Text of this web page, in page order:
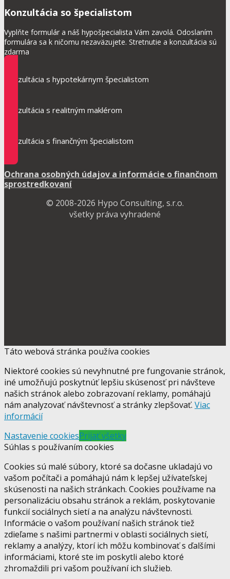
Konzultácia so špecialistom
Vyplňte formulár a náš hypošpecialista Vám zavolá. Odoslaním
formulára sa k ničomu nezaväzujete. Stretnutie a konzultácia sú
zdarma
Konzultácia s hypotekárnym špecialistom
Konzultácia s realitným maklérom
Konzultácia s finančným špecialistom
Ochrana osobných údajov a informácie o finančnom
sprostredkovaní
© 2008-2026 Hypo Consulting, s.r.o.
všetky práva vyhradené
Táto webová stránka používa cookies
Niektoré cookies sú nevyhnutné pre fungovanie stránok,
iné umožňujú poskytnúť lepšiu skúsenosť pri návšteve
našich stránok alebo zobrazovaní reklamy, pomáhajú
nám analyzovať návštevnosť a stránky zlepšovať. Viac
informácií
Nastavenie cookiesPrijať všetky
Súhlas s používaním cookies
Cookies sú malé súbory, ktoré sa dočasne ukladajú vo
vašom počítači a pomáhajú nám k lepšej užívateľskej
skúsenosti na našich stránkach. Cookies používame na
personalizáciu obsahu stránok a reklám, poskytovanie
funkcií sociálnych sietí a na analýzu návštevnosti.
Informácie o vašom používaní našich stránok tiež
zdieľame s našimi partnermi v oblasti sociálnych sietí,
reklamy a analýzy, ktorí ich môžu kombinovať s ďalšími
informáciami, ktoré ste im poskytli alebo ktoré
zhromaždili pri vašom používaní ich služieb.